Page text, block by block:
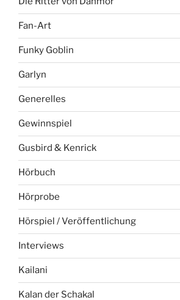
Fan-Art
Funky Goblin
Garlyn
Generelles
Gewinnspiel
Gusbird & Kenrick
Hörbuch
Hörprobe
Hörspiel / Veröffentlichung
Interviews
Kailani
Kalan der Schakal